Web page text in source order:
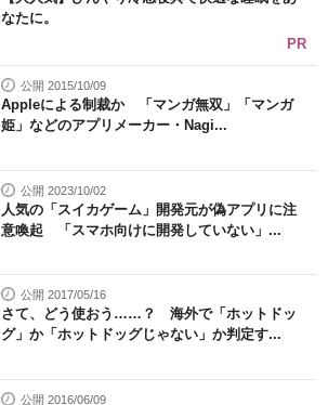
なたに。
PR
公開 2015/10/09
Appleによる制裁か 「マンガ無双」「マンガ
姫」などのアプリメーカー・Nagi...
公開 2023/10/02
人気の「スイカゲーム」開発元が偽アプリに注
意喚起 「スマホ向けに開発していない」...
公開 2017/05/16
さて、どう使おう……？ 海外で「ホットドッ
グ」か「ホットドッグじゃない」か判定す...
公開 2016/06/09